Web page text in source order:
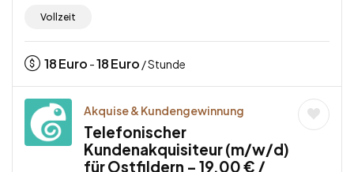
Vollzeit
18Euro -18Euro / Stunde
Akquise & Kundengewinnung
Telefonischer
Kundenakquisiteur (m/w/d)
für Ostfildern – 19,00 € /